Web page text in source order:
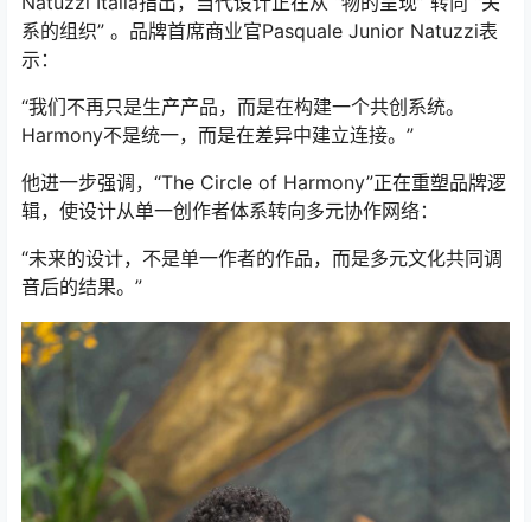
系的组织” 。品牌首席商业官Pasquale Junior Natuzzi表
示：
“我们不再只是生产产品，而是在构建一个共创系统。
Harmony不是统一，而是在差异中建立连接。”
他进一步强调，“The Circle of Harmony”正在重塑品牌逻
辑，使设计从单一创作者体系转向多元协作网络：
“未来的设计，不是单一作者的作品，而是多元文化共同调
音后的结果。”